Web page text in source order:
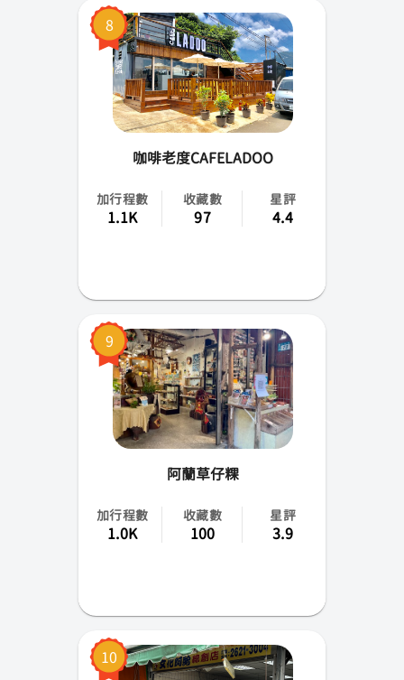
8
咖啡老度CAFELADOO
加行程數
1.1K
收藏數
97
星評
4.4
9
阿蘭草仔粿
加行程數
1.0K
收藏數
100
星評
3.9
10